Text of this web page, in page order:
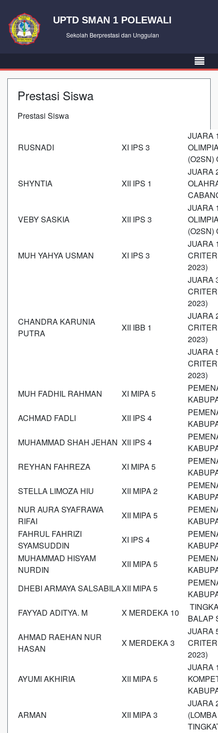
UPTD SMAN 1 POLEWALI
Sekolah Berprestasi dan Unggulan
Prestasi Siswa
Prestasi Siswa
RUSNADI XI IPS 3
JUARA
(O2SN)
SHYNTIA XII IPS 1
JUARA
VEBY SASKIA XII IPS 3
JUARA
(O2SN)
MUH YAHYA USMAN XI IPS 3
JUARA
2023)
JUARA
2023)
CHANDRA KARUNIA
PUTRA
XII IBB 1
JUARA
2023)
JUARA
2023)
MUH FADHIL RAHMAN
XI MIPA 5
ACHMAD FADLI
XII IPS 4
MUHAMMAD SHAH JEHAN XII IPS 4
REYHAN FAHREZA
XI MIPA 5
STELLA LIMOZA HIU
XII MIPA 2
NUR AURA SYAFRAWA
RIFAI
XII MIPA 5
FAHRUL FAHRIZI
SYAMSUDDIN
XI IPS 4
MUHAMMAD HISYAM
NURDIN
XII MIPA 5
DHEBI ARMAYA SALSABILAXII MIPA 5
FAYYAD ADITYA. M
X MERDEKA 10
BALAP
AHMAD RAEHAN NUR
HASAN
X MERDEKA 3
JUARA
2023)
AYUMI AKHIRIA XII MIPA 5
JUARA
ARMAN XII MIPA 3
JUARA